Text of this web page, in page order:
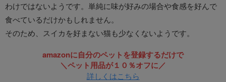
わけではないようです。単純に味が好みの場合や食感を好んで
食べているだけかもしれません。
そのため、スイカを好まない猫も少なくないようです。
amazonに自分のペットを登録するだけで
＼ペット用品が１０％オフに／
詳しくはこちら